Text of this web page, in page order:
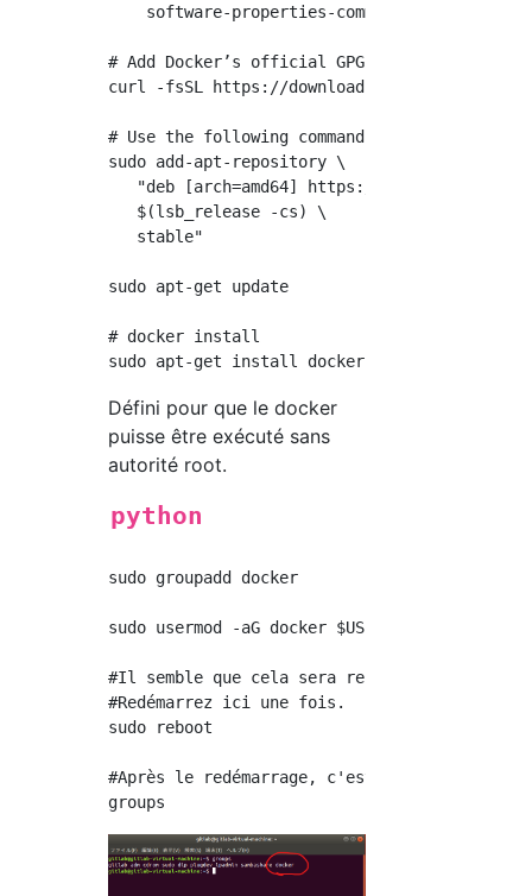
    software-properties-common
# Add Docker’s official GPG key:
curl -fsSL https://download.docker.com/
# Use the following command to set up
sudo add-apt-repository \
"deb [arch=amd64] https://
   $(lsb_release -cs) \
   stable"
sudo apt-get update
# docker install
Défini pour que le docker
puisse être exécuté sans
autorité root.
python
sudo groupadd docker
sudo usermod -aG docker $USER
#Il semble que cela sera reflété si vous
#Redémarrez ici une fois.
sudo reboot
#Après le redémarrage, c'est OK si le